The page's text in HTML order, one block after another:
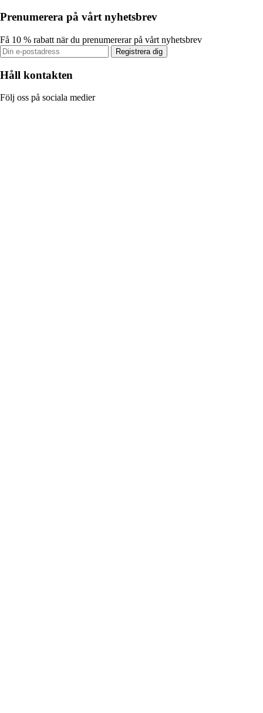
Prenumerera på vårt nyhetsbrev
Få 10 % rabatt när du prenumererar på vårt nyhetsbrev
Registrera dig
Håll kontakten
Följ oss på sociala medier